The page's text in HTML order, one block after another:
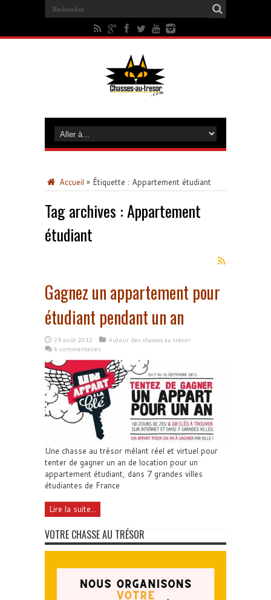
Accueil » Étiquette : Appartement étudiant
Tag archives :Appartement
étudiant
Gagnez un appartement pour
étudiant pendant un an
29 août 2012
Autour des chasses au trésor
4 commentaires
Une chasse au trésor mêlant réel et virtuel pour
tenter de gagner un an de location pour un
appartement étudiant, dans 7 grandes villes
étudiantes de France
Lire la suite...
VOTRE CHASSE AU TRÉSOR